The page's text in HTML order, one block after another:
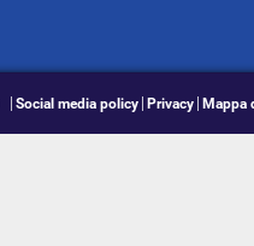
Social media policy Privacy Mappa